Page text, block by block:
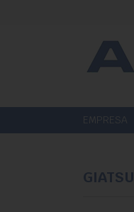
EMPRESA
GIATSU